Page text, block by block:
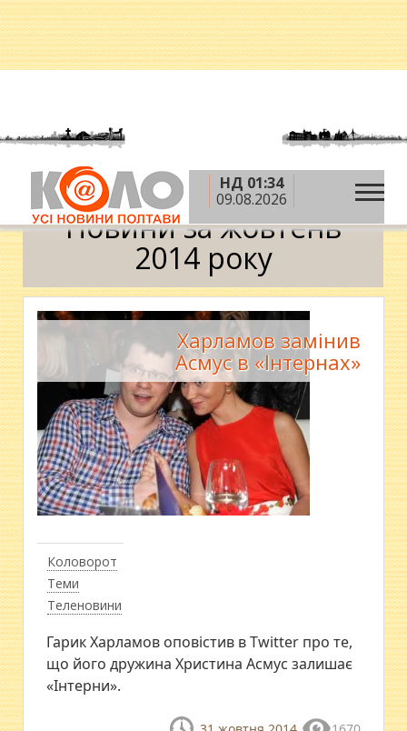
НД 01:34
09.08.2026
Головна » 2014 рік » жовтень Календар
Новини за жовтень
2014 року
Коловорот
Теми
Теленовини
Харламов замінив
Асмус в «Інтернах»
Гарик Харламов оповістив в Twitter про те,
що його дружина Христина Асмус залишає
«Інтерни».